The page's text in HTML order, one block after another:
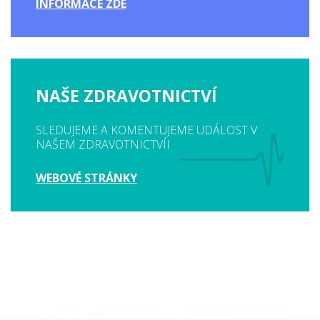
INFORMACE ZDE
NAŠE ZDRAVOTNICTVÍ
SLEDUJEME A KOMENTUJEME UDÁLOST V
NAŠEM ZDRAVOTNICTVÍI
WEBOVÉ STRÁNKY